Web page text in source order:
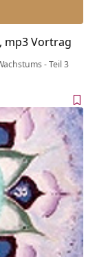
mp3 Vortrag
- Teil 3